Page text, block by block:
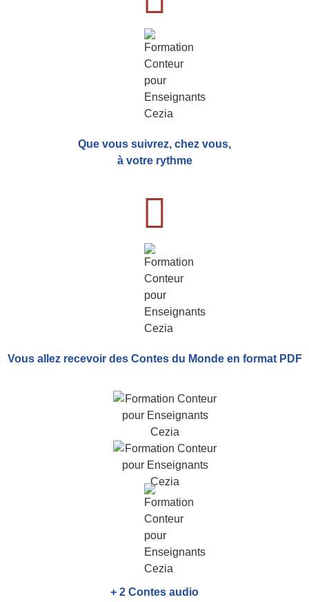
Que vous suivrez, chez vous,
à votre rythme
Vous allez recevoir des Contes du Monde en format PDF
+ 2 Contes audio